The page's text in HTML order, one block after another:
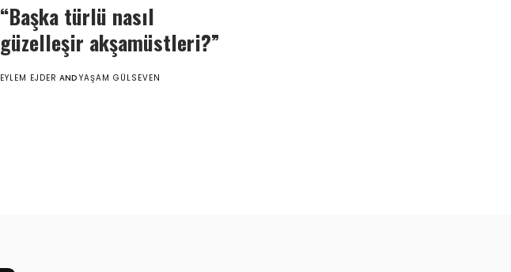
“Başka türlü nasıl
güzelleşir akşamüstleri?”
EYLEM EJDER AND YAŞAM GÜLSEVEN